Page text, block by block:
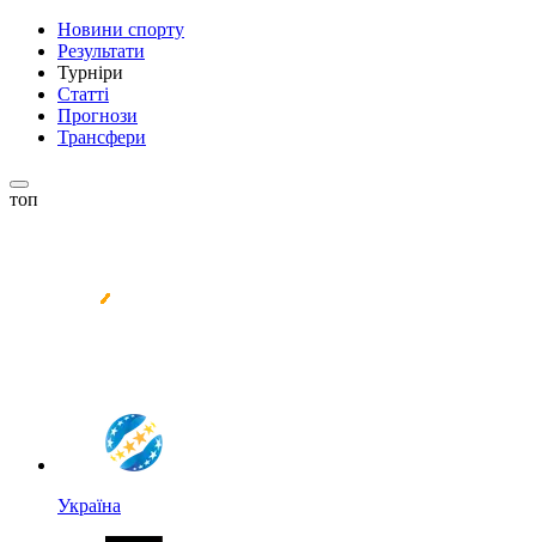
Новини спорту
Результати
Турніри
Статті
Прогнози
Трансфери
топ
Україна